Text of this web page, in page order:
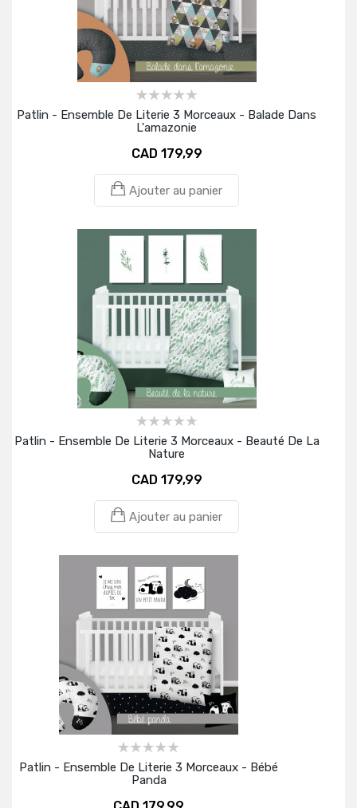
Patlin - Ensemble De Literie 3 Morceaux - Balade Dans
L'amazonie
CAD 179,99
Ajouter au panier
Patlin - Ensemble De Literie 3 Morceaux - Beauté De La
Nature
CAD 179,99
Ajouter au panier
Patlin - Ensemble De Literie 3 Morceaux - Bébé
Panda